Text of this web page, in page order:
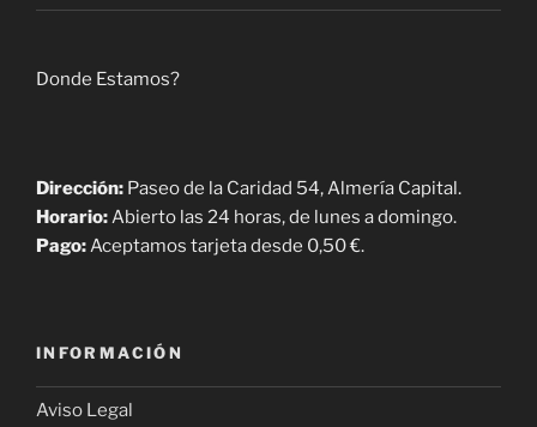
Donde Estamos?
Dirección: Paseo de la Caridad 54, Almería Capital.
Horario:Abierto las 24 horas, de lunes a domingo.
Pago:Aceptamos tarjeta desde 0,50 €.
INFORMACIÓN
Aviso Legal